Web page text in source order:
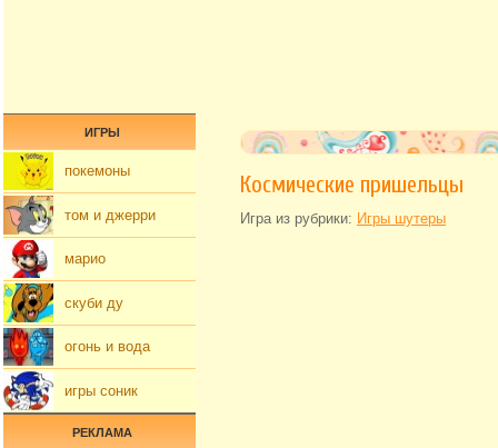
Космические пришельцы
Игра из рубрики: Игры шутеры
ИГРЫ
покемоны
том и джерри
марио
скуби ду
огонь и вода
игры соник
РЕКЛАМА